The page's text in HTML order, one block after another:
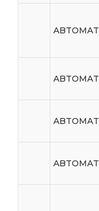
ABTOMAT
ABTOMAT
ABTOMAT
ABTOMAT